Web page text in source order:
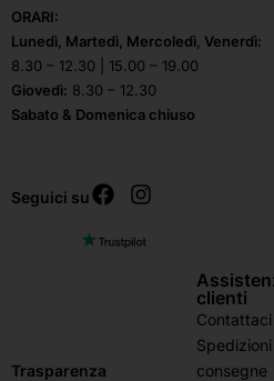
ORARI:
Lunedì, Martedì, Mercoledì, Venerdì:
8.30 – 12.30 | 15.00 – 19.00
Giovedì: 8.30 – 12.30
Sabato & Domenica chiuso
Seguici su
Trasparenza
clienti
Contattaci
Spedizioni
consegne